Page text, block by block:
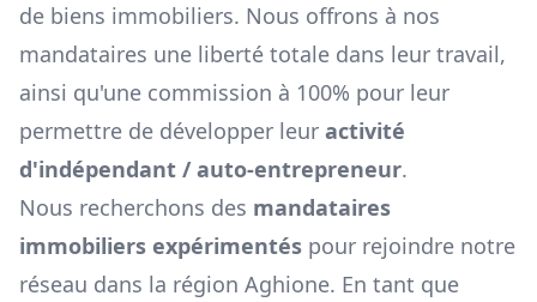
de biens immobiliers. Nous offrons à nos
mandataires une liberté totale dans leur travail,
ainsi qu'une commission à 100% pour leur
permettre de développer leur activité
d'indépendant / auto-entrepreneur.
Nous recherchons des mandataires
immobiliers expérimentés pour rejoindre notre
réseau dans la région Aghione. En tant que